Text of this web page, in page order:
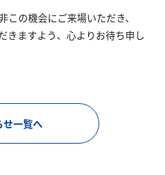
この機会にご来場いただき、
きますよう、心よりお待ち申し
せ一覧へ